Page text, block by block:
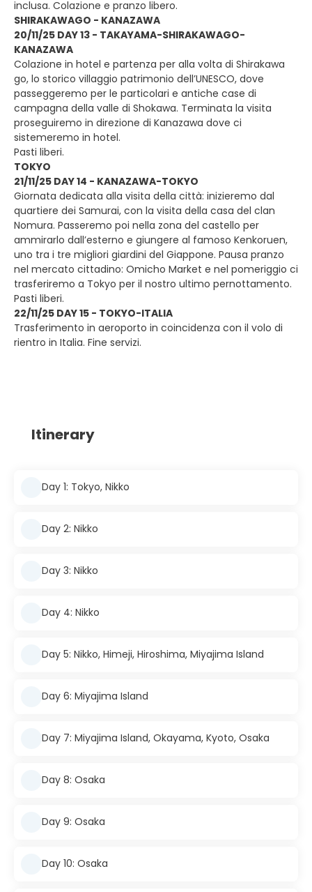
inclusa. Colazione e pranzo libero.
SHIRAKAWAGO - KANAZAWA
20/11/25 DAY 13 - TAKAYAMA-SHIRAKAWAGO-
KANAZAWA
Colazione in hotel e partenza per alla volta di Shirakawa
go, lo storico villaggio patrimonio dell’UNESCO, dove
passeggeremo per le particolari e antiche case di
campagna della valle di Shokawa. Terminata la visita
proseguiremo in direzione di Kanazawa dove ci
sistemeremo in hotel.
Pasti liberi.
TOKYO
21/11/25 DAY 14 - KANAZAWA-TOKYO
Giornata dedicata alla visita della città: inizieremo dal
quartiere dei Samurai, con la visita della casa del clan
Nomura. Passeremo poi nella zona del castello per
ammirarlo dall’esterno e giungere al famoso Kenkoruen,
uno tra i tre migliori giardini del Giappone. Pausa pranzo
nel mercato cittadino: Omicho Market e nel pomeriggio ci
trasferiremo a Tokyo per il nostro ultimo pernottamento.
Pasti liberi.
22/11/25 DAY 15 - TOKYO-ITALIA
Trasferimento in aeroporto in coincidenza con il volo di
rientro in Italia. Fine servizi.
Itinerary
Day 1: Tokyo, Nikko
Day 2: Nikko
Day 3: Nikko
Day 4: Nikko
Day 5: Nikko, Himeji, Hiroshima, Miyajima Island
Day 6: Miyajima Island
Day 7: Miyajima Island, Okayama, Kyoto, Osaka
Day 8: Osaka
Day 9: Osaka
Day 10: Osaka